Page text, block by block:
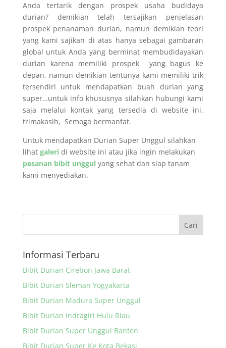
Anda tertarik dengan prospek usaha budidaya
durian? demikian telah tersajikan penjelasan
prospek penanaman durian, namun demikian teori
yang kami sajikan di atas hanya sebagai gambaran
global untuk Anda yang berminat membudidayakan
durian karena memiliki prospek yang bagus ke
depan, namun demikian tentunya kami memiliki trik
tersendiri untuk mendapatkan buah durian yang
super…untuk info khususnya silahkan hubungi kami
saja melalui kontak yang tersedia di website ini.
trimakasih, Semoga bermanfat.
Untuk mendapatkan Durian Super Unggul silahkan
lihat galeri di website ini atau jika ingin melakukan
pesanan bibit unggul yang sehat dan siap tanam
kami menyediakan.
Informasi Terbaru
Bibit Durian Cirebon Jawa Barat
Bibit Durian Sleman Yogyakarta
Bibit Durian Madura Super Unggul
Bibit Durian Indragiri Hulu Riau
Bibit Durian Super Unggul Banten
Bibit Durian Super Ke Kota Bekasi